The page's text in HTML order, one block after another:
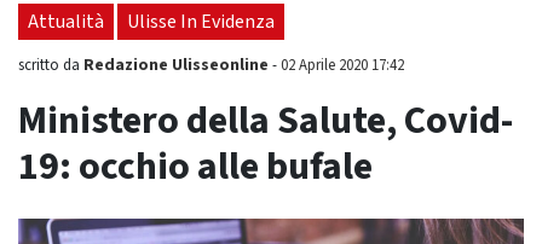
Attualità Ulisse In Evidenza
scritto da Redazione Ulisseonline -02 Aprile 2020 17:42
Ministero della Salute, Covid-
19: occhio alle bufale